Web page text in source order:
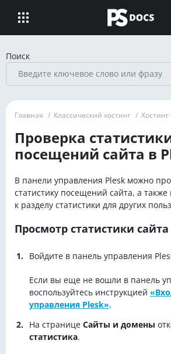
Поиск
Главная / Классический хостинг / Хостинг
Проверка
посещений сайта в
В панели управления Plesk можно
статистику посещений сайта, а также
к разделу статистики для других
Просмотр статистики сайта
Войдите в панель управления
Если вы еще не вошли в панель
воспользуйтесь инструкцией
управления Plesk».
На странице Сайты и домены
статистика.